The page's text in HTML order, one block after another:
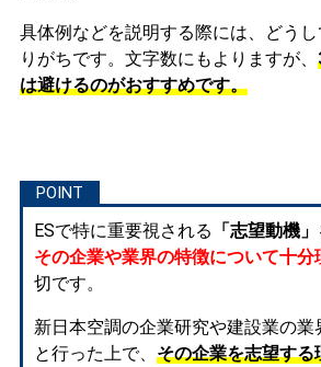
具体例などを説明する際には、どう
りがちです。文字数にもよりますが、
は避けるのがおすすめです。
ESで特に重要視される 「志望動機」
その企業や業界の特徴について十分
切です。
新日本空調の企業研究や建設業の業
と行った上で、 その企業を志望する